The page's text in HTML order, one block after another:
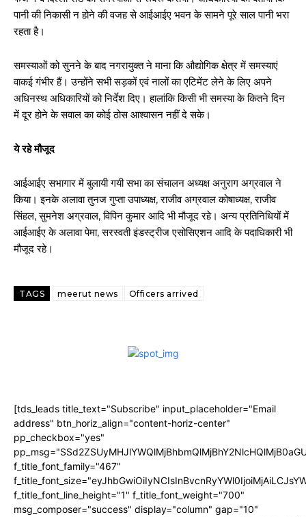
पानी की निकासी न होने की वजह से आईआईए भवन के सामने पूरे साल पानी भरा
रहता है।
समस्याओं को सुनने के बाद नगरायुक्त ने माना कि औद्योगिक क्षेत्र में समस्याएं
वाकई गंभीर हैं। उन्होंने सभी सड़कों एवं नालों का एटिमेंट लेने के लिए अपने
अधिनस्थ अधिकारियों को निर्देश दिए। हालांकि किसी भी समस्या के कितने दिन
में दूर होने के सवाल का कोई ठोस आश्वासन नहीं दे सके।
ये रहे मौजूद
आईआईए सभागार में बुलायी गयी सभा का संचालन अध्यक्ष अनुराग अग्रवाल ने
किया। इनके अलावा तुनज गुप्ता उपाध्यक्ष, राजीव अग्रवाल कोषाध्यक्ष, राजीव
सिंहल, सुमनेश अग्रवाल, विपिन कुमार आदि भी मौजूद रहे। अन्य प्रतिनिधियों में
आईआईए के अलावा पेमा, सरस्वती इंडस्ट्रीज एसोसिएशन आदि के पदाधिकारी भी
मौजूद रहे।
TAGS meerut news Officers arrived
[tds_leads title_text="Subscribe" input_placeholder="Email
address" btn_horiz_align="content-horiz-center"
pp_checkbox="yes"
f_title_font_family="467"
f_title_font_line_height="1" f_title_font_weight="700"
msg_composer="success" display="column" gap="10"